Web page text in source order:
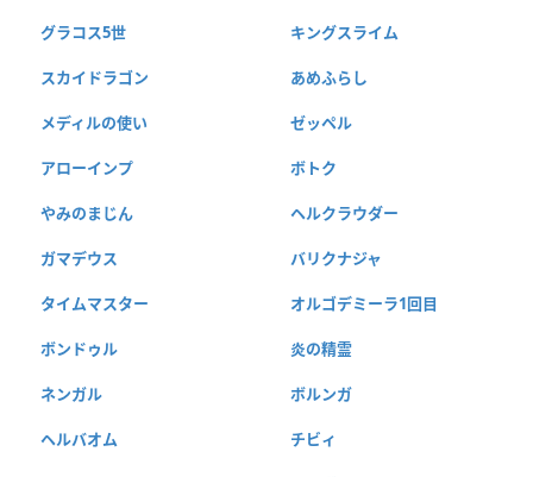
グラコス5世 キングスライム
スカイドラゴン あめふらし
メディルの使い ゼッペル
アローインプ ボトク
やみのまじん ヘルクラウダー
ガマデウス バリクナジャ
タイムマスター オルゴデミーラ1回目
ボンドゥル 炎の精霊
ネンガル ボルンガ
ヘルバオム チビィ